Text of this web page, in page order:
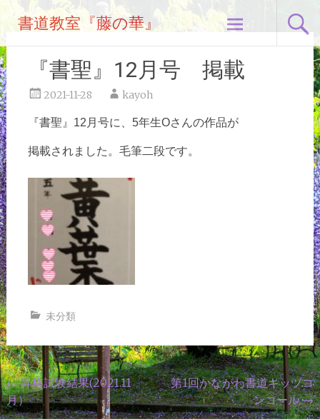
テ
ン
ツ
へ
ス
キ
ッ
プ
書道教室『藤の華』
『書聖』12月号 掲載
2021-11-28 kayoh
『書聖』12月号に、5年生Oさんの作品が
掲載されました。毛筆二段です。
未分類
投
稿
←昇格試験結果(2021.11
月）
第1回かながわ書道キッヅコ
ンコール→